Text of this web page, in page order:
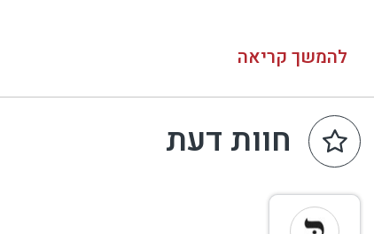
להמשך קריאה
חוות דעת